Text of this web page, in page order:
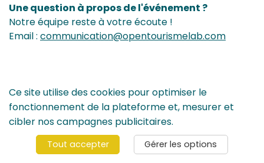
Une question à propos de l'événement ?
Notre équipe reste à votre écoute !
Email : communication@opentourismelab.com
© 2024 Rencontres du Tourisme de Bretagne - Tous les droits sont
Politique de confidentialité
Gérer vos options RGPD
Ce site utilise des cookies pour optimiser le
fonctionnement de la plateforme et, mesurer et
cibler nos campagnes publicitaires.
Tout accepter Gérer les options